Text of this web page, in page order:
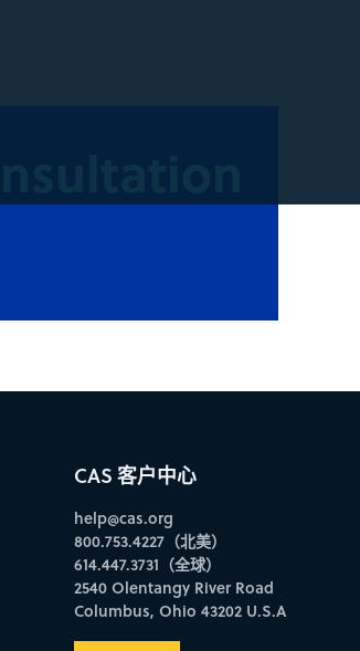
CAS 客户中心
help@cas.org
800.753.4227（北美）
614.447.3731（全球）
2540 Olentangy River Road
Columbus, Ohio 43202 U.S.A